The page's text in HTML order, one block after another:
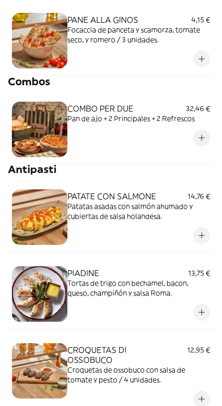
PANE ALLA GINOS
4,15 €
Focaccia de panceta y scamorza, tomate
seco, y romero / 3 unidades.
Combos
COMBO PER DUE
32,46 €
Pan de ajo + 2 Principales + 2 Refrescos
Antipasti
PATATE CON SALMONE
14,76 €
Patatas asadas con salmón ahumado y
cubiertas de salsa holandesa.
PIADINE
13,75 €
Tortas de trigo con bechamel, bacon,
queso, champiñón y salsa Roma.
CROQUETAS DI
OSSOBUCO
12,95 €
Croquetas de ossobuco con salsa de
tomate y pesto / 4 unidades.